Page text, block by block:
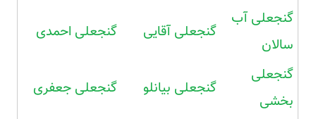
گنجعلی آب
سالان
گنجعلی آقایی گنجعلی احمدی
گنجعلی
بخشی
گنجعلی بیانلو گنجعلی جعفری